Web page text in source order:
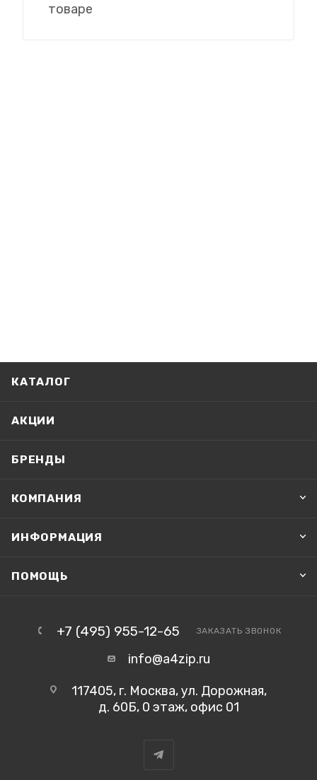
товаре
КАТАЛОГ
АКЦИИ
БРЕНДЫ
КОМПАНИЯ
ИНФОРМАЦИЯ
ПОМОЩЬ
+7 (495) 955-12-65 ЗАКАЗАТЬ ЗВОНОК
info@a4zip.ru
117405, г. Москва, ул. Дорожная,
д. 60Б, 0 этаж, офис 01